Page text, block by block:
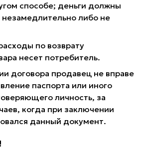
способе; деньги должны
либо не
по возврату
несет потребитель.
договора продавец не вправе
паспорта или иного
личность, за
когда при заключении
данный документ.